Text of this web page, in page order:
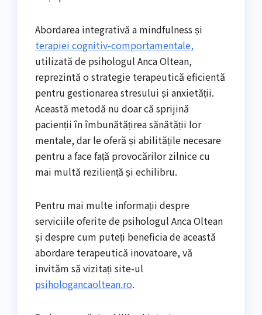
Abordarea integrativă a mindfulness și
terapiei cognitiv-comportamentale,
utilizată de psihologul Anca Oltean,
reprezintă o strategie terapeutică eficientă
pentru gestionarea stresului și anxietății.
Această metodă nu doar că sprijină
pacienții în îmbunătățirea sănătății lor
mentale, dar le oferă și abilitățile necesare
pentru a face față provocărilor zilnice cu
mai multă reziliență și echilibru.
Pentru mai multe informații despre
serviciile oferite de psihologul Anca Oltean
și despre cum puteți beneficia de această
abordare terapeutică inovatoare, vă
invităm să vizitați site-ul
psihologancaoltean.ro.